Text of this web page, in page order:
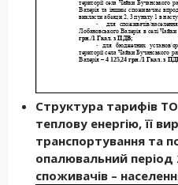
Структура тарифів
теплову енергію, її
транспортування та
опалювальний період
споживачів –